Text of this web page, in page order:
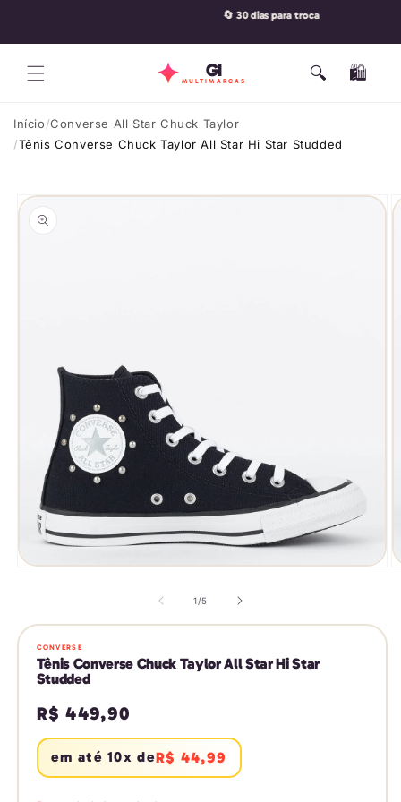
🔄 30 dias para troca
GI
MULTIMARCAS 🔍 🛍️
Carrinho
Início Converse All Star Chuck Taylor
Tênis Converse Chuck Taylor All Star Hi Star Studded
as
informações
janela
modal
1/de
5
CONVERSE
Tênis Converse Chuck Taylor All Star Hi Star
Studded
Preço
R$ 449,90
em até 10x deR$ 44,99